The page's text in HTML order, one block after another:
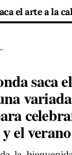
saca
el verano